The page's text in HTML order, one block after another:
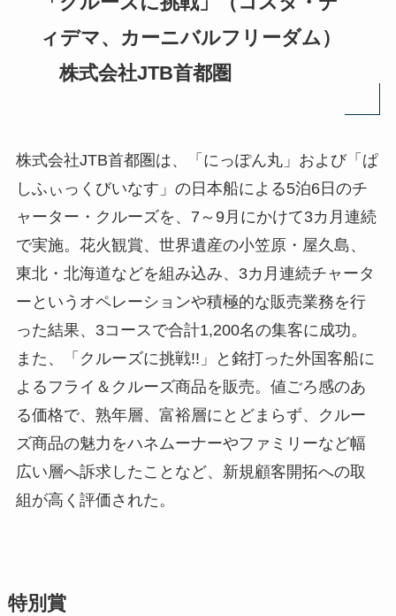
ィデマ、カーニバルフリーダム）
株式会社JTB首都圏
株式会社JTB首都圏は、「にっぽん丸」および「ぱ
しふぃっくびいなす」の日本船による5泊6日のチ
ャーター・クルーズを、7～9月にかけて3カ月連続
で実施。花火観賞、世界遺産の小笠原・屋久島、
東北・北海道などを組み込み、3カ月連続チャータ
ーというオペレーションや積極的な販売業務を行
った結果、3コースで合計1,200名の集客に成功。
また、「クルーズに挑戦!!」と銘打った外国客船に
よるフライ＆クルーズ商品を販売。値ごろ感のあ
る価格で、熟年層、富裕層にとどまらず、クルー
ズ商品の魅力をハネムーナーやファミリーなど幅
広い層へ訴求したことなど、新規顧客開拓への取
組が高く評価された。
特別賞